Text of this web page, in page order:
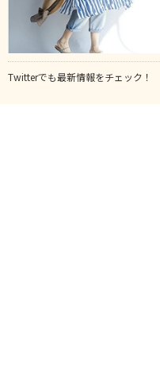
Twitterでも最新情報をチェック！